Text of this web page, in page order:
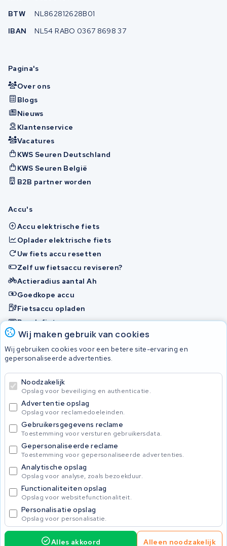
Wij maken gebruik van cookies
Wij gebruiken cookies voor een betere site-ervaring en
gepersonaliseerde advertenties.
Noodzakelijk
Opslag voor beveiliging en authenticatie.
Advertentie opslag
Opslag voor reclamedoeleinden.
Gebruikersgegevens reclame
Toestemming voor versturen gebruikersdata.
Gepersonaliseerde reclame
Toestemming voor gepersonaliseerde advertenties.
Analytische opslag
Opslag voor analyse, zoals bezoekduur.
Functionaliteiten opslag
Opslag voor websitefunctionaliteit.
Personalisatie opslag
Opslag voor personalisatie.
Alles akkoord Alleen noodzakelijk
BTW
NL862812628B01
IBAN
NL54 RABO 0367 8698 37
Pagina's
Over ons
Blogs
Nieuws
Klantenservice
Vacatures
KWS Seuren Deutschland
KWS Seuren België
B2B partner worden
Accu's
Accu elektrische fiets
Oplader elektrische fiets
Uw fiets accu resetten
Zelf uw fietsaccu reviseren?
Actieradius aantal Ah
Goedkope accu
Fietsaccu opladen
Bosch fietsaccu
Nakijken en contact opnemen
Onherstelbaar
© 2026 KWS Seuren
Algemene Voorwaarden
Privacybeleid